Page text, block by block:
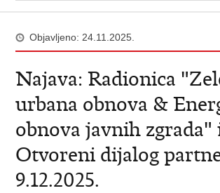
Objavljeno: 24.11.2025.
Najava: Radionica
urbana obnova &
obnova javnih zgrada"
Otvoreni dijalog
9.12.2025.